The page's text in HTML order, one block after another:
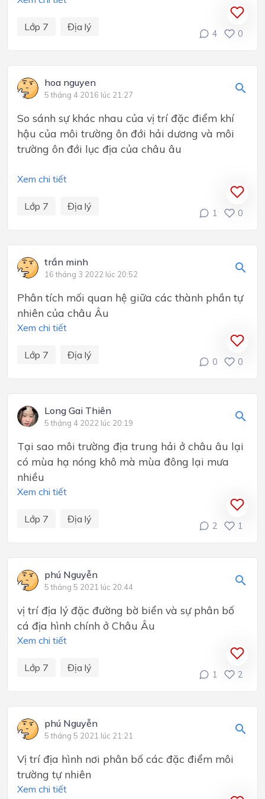
Lớp 7 Địa lý
4 0
hoa nguyen
5 tháng 4 2016 lúc 21:27
So sánh sự khác nhau của vị trí đặc điểm khí
hậu của môi trường ôn đới hải dương và môi
trường ôn đới lục địa của châu âu
Xem chi tiết
Lớp 7 Địa lý
1 0
trần minh
16 tháng 3 2022 lúc 20:52
Phân tích mối quan hệ giữa các thành phần tự
nhiên của châu Âu
Xem chi tiết
Lớp 7 Địa lý
0 0
Long Gai Thiên
5 tháng 4 2022 lúc 20:19
Tại sao môi trường địa trung hải ở châu âu lại
có mùa hạ nóng khô mà mùa đông lại mưa
nhiều
Xem chi tiết
Lớp 7 Địa lý
2 1
phú Nguyễn
5 tháng 5 2021 lúc 20:44
vị trí địa lý đặc đường bờ biển và sự phân bố
cá địa hình chính ở Châu Âu
Xem chi tiết
Lớp 7 Địa lý
1 2
phú Nguyễn
5 tháng 5 2021 lúc 21:21
Vị trí địa hình nơi phân bố các đặc điểm môi
trường tự nhiên
Xem chi tiết